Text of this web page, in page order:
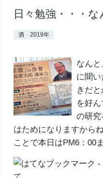
日々勉強・・・な
酒 2019年
なん
に聞
きだと
を好
の研究
はためになりますから
ことで本日はPM6：00